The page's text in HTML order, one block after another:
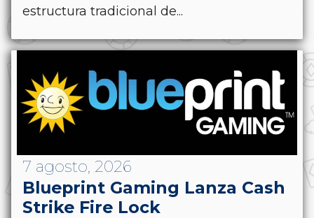
estructura tradicional de...
7 agosto, 2026
Blueprint Gaming Lanza Cash
Strike Fire Lock